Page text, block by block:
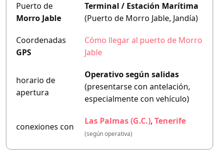
Puerto de
Morro Jable
Terminal / Estación Marítima
(Puerto de Morro Jable, Jandía)
Coordenadas
GPS
Cómo llegar al puerto de Morro
Jable
horario de
apertura
Operativo según salidas
(presentarse con antelación,
especialmente con vehículo)
conexiones con
Las Palmas (G.C.), Tenerife
(según operativa)